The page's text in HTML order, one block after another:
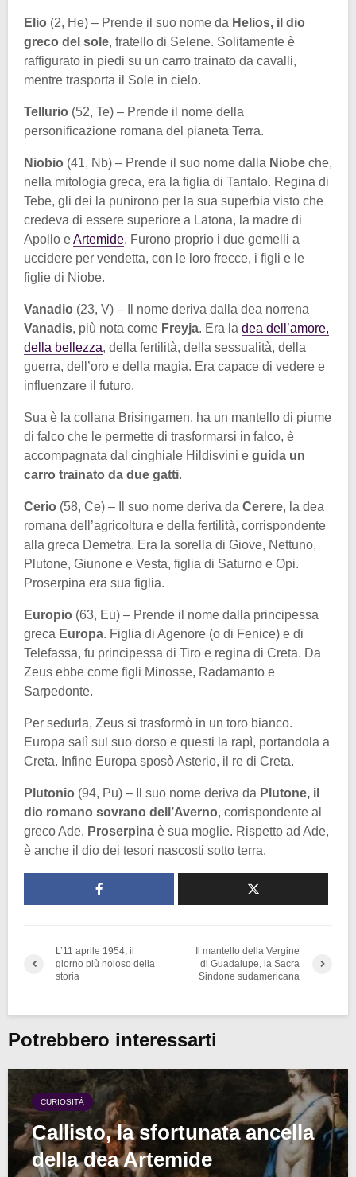
Elio (2, He) – Prende il suo nome da Helios, il dio
greco del sole, fratello di Selene. Solitamente è
raffigurato in piedi su un carro trainato da cavalli,
mentre trasporta il Sole in cielo.
Tellurio (52, Te) – Prende il nome della
personificazione romana del pianeta Terra.
Niobio (41, Nb) – Prende il suo nome dalla Niobe che,
nella mitologia greca, era la figlia di Tantalo. Regina di
Tebe, gli dei la punirono per la sua superbia visto che
credeva di essere superiore a Latona, la madre di
Apollo eArtemide. Furono proprio i due gemelli a
uccidere per vendetta, con le loro frecce, i figli e le
figlie di Niobe.
Vanadio (23, V) – Il nome deriva dalla dea norrena
Vanadis, più nota come Freyja. Era la dea dell’amore,
della bellezza, della fertilità, della sessualità, della
guerra, dell’oro e della magia. Era capace di vedere e
influenzare il futuro.
Sua è la collana Brisingamen, ha un mantello di piume
di falco che le permette di trasformarsi in falco, è
accompagnata dal cinghiale Hildisvini e guida un
carro trainato da due gatti.
Cerio (58, Ce) – Il suo nome deriva da Cerere, la dea
romana dell’agricoltura e della fertilità, corrispondente
alla greca Demetra. Era la sorella di Giove, Nettuno,
Plutone, Giunone e Vesta, figlia di Saturno e Opi.
Proserpina era sua figlia.
Europio (63, Eu) – Prende il nome dalla principessa
greca Europa. Figlia di Agenore (o di Fenice) e di
Telefassa, fu principessa di Tiro e regina di Creta. Da
Zeus ebbe come figli Minosse, Radamanto e
Sarpedonte.
Per sedurla, Zeus si trasformò in un toro bianco.
Europa salì sul suo dorso e questi la rapì, portandola a
Creta. Infine Europa sposò Asterio, il re di Creta.
Plutonio (94, Pu) – Il suo nome deriva da Plutone, il
dio romano sovrano dell’Averno, corrispondente al
greco Ade. Proserpina è sua moglie. Rispetto ad Ade,
è anche il dio dei tesori nascosti sotto terra.
L’11 aprile 1954, il
giorno più noioso della
storia
Il mantello della Vergine
di Guadalupe, la Sacra
Sindone sudamericana
Potrebbero interessarti
CURIOSITÀ
Callisto, la sfortunata ancella
della dea Artemide